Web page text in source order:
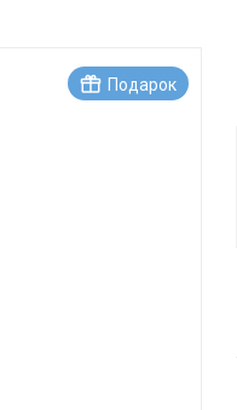
Подарок